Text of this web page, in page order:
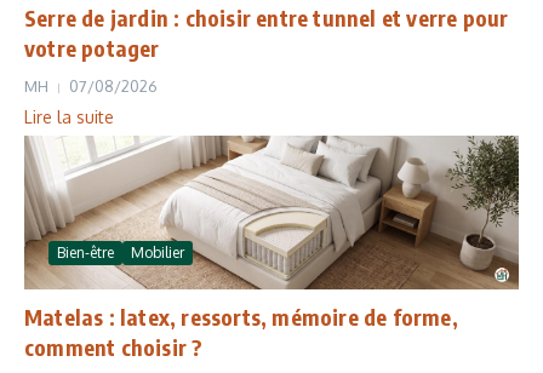
Serre de jardin : choisir entre tunnel et verre pour
votre potager
MH 07/08/2026
Lire la suite
Bien-être Mobilier
Matelas : latex, ressorts, mémoire de forme,
comment choisir ?